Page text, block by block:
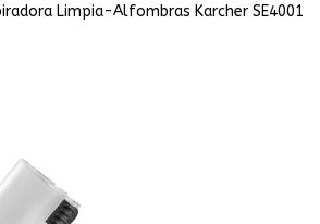
Limpia-Alfombras Karcher SE4001